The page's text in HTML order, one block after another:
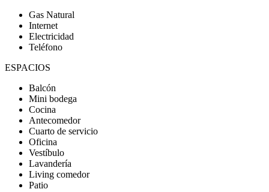
Gas Natural
Internet
Electricidad
Teléfono
ESPACIOS
Balcón
Mini bodega
Cocina
Antecomedor
Cuarto de servicio
Oficina
Vestíbulo
Lavandería
Living comedor
Patio